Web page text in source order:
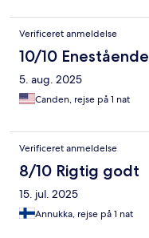
Verificeret anmeldelse
10/10 Enestående
5. aug. 2025
Canden, rejse på 1 nat
Verificeret anmeldelse
8/10 Rigtig godt
15. jul. 2025
Annukka, rejse på 1 nat